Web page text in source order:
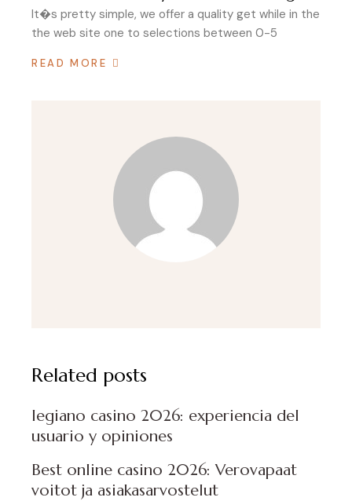
It�s pretty simple, we offer a quality get while in the
the web site one to selections between 0-5
READ MORE
Related posts
legiano casino 2026: experiencia del
usuario y opiniones
Best online casino 2026: Verovapaat
voitot ja asiakasarvostelut